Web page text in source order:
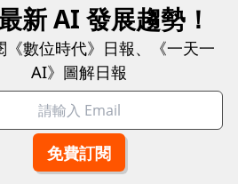
資料搜尋、內容
的硬體跟得上生
展到如何將 AI
的 Prestige 14
新 AI 發展趨勢！
《數位時代》日報、《一天一
AI》圖解日報